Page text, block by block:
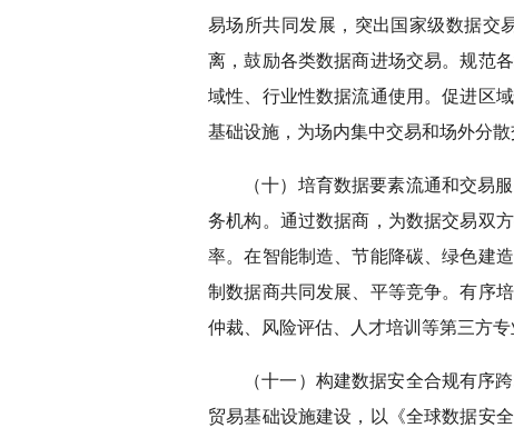
易场所共同发展，突出国家级数据交
离，鼓励各类数据商进场交易。规范
域性、行业性数据流通使用。促进区
基础设施，为场内集中交易和场外分
（十）培育数据要素流通和交易
务机构。通过数据商，为数据交易双
率。在智能制造、节能降碳、绿色建
制数据商共同发展、平等竞争。有序
仲裁、风险评估、人才培训等第三方
（十一）构建数据安全合规有序
贸易基础设施建设，以《全球数据安